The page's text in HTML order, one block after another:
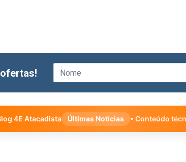
4E Atacadista Últimas Notícias • Conteúdo